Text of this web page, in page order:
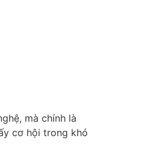
mà chính là
cơ hội trong khó